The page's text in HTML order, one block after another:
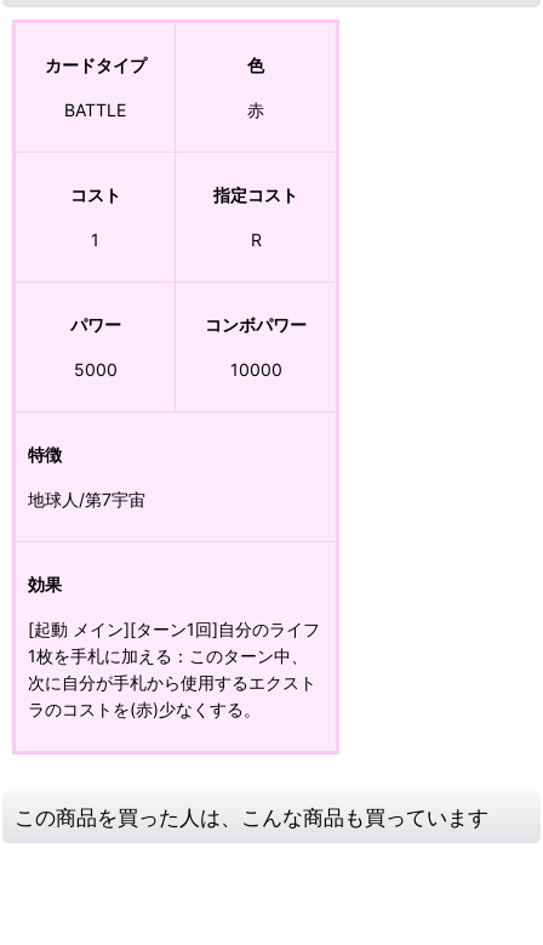
カードタイプ
BATTLE
色
赤
コスト
1
指定コスト
R
パワー
5000
コンボパワー
10000
特徴
地球人/第7宇宙
効果
[起動 メイン][ターン1回]自分のライフ
1枚を手札に加える：このターン中、
次に自分が手札から使用するエクスト
ラのコストを(赤)少なくする。
この商品を買った人は、こんな商品も買っています